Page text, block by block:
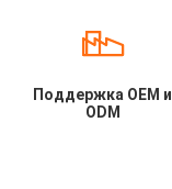
Поддержка OEM и
ODM